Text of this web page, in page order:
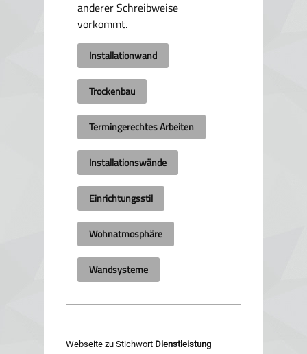
anderer Schreibweise
vorkommt.
Installationwand
Trockenbau
Termingerechtes Arbeiten
Installationswände
Einrichtungsstil
Wohnatmosphäre
Wandsysteme
Webseite zu Stichwort Dienstleistung